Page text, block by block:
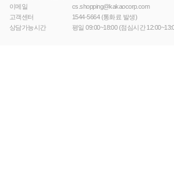
이메일
cs.shopping@kakaocorp.com
고객센터
1544-5664(통화료 발생)
상담가능시간
평일 09:00~18:00 (점심시간